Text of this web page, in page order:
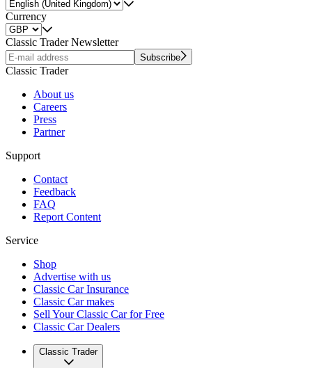
Currency
Classic Trader Newsletter
Subscribe
Classic Trader
About us
Careers
Press
Partner
Support
Contact
Feedback
FAQ
Report Content
Service
Shop
Advertise with us
Classic Car Insurance
Classic Car makes
Sell Your Classic Car for Free
Classic Car Dealers
Classic Trader